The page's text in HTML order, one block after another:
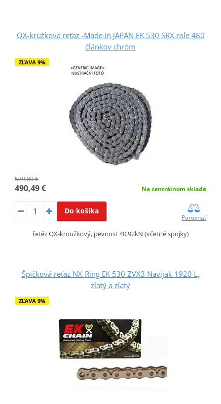
QX-krúžková reťaz -Made in JAPAN EK 530 SRX role 480
článkov chróm
ZĽAVA 9%
539,00 €
490,49 € Na centrálnom sklade
Do košíka
Porovnať
řetěz QX-kroužkový, pevnost 40.92kN (včetně spojky)
Špičková reťaz NX-Ring EK 530 ZVX3 Navijak 1920 L,
zlatý a zlatý
ZĽAVA 9%